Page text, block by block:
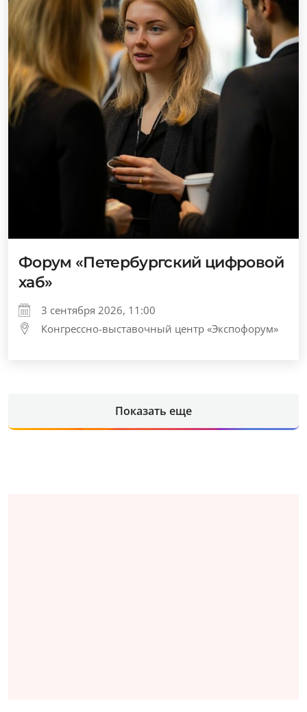
Форум «Петербургский цифровой
хаб»
3 сентября 2026, 11:00
Конгрессно-выставочный центр «Экспофорум»
Показать еще